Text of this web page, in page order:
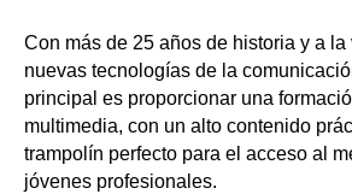
Con más de 25 años de historia y a
nuevas tecnologías de la
principal es proporcionar una
multimedia, con un alto contenido
trampolín perfecto para el acceso al
jóvenes profesionales.